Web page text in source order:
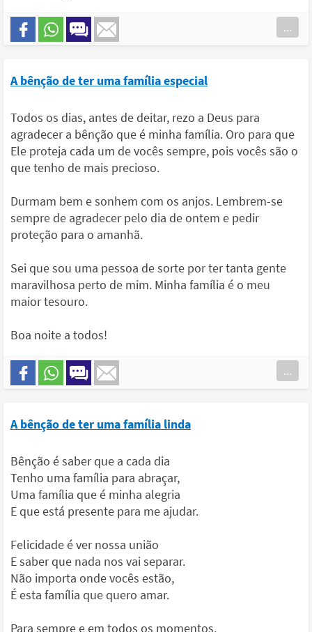
...
A bênção de ter uma família especial
Todos os dias, antes de deitar, rezo a Deus para
agradecer a bênção que é minha família. Oro para que
Ele proteja cada um de vocês sempre, pois vocês são o
que tenho de mais precioso.
Durmam bem e sonhem com os anjos. Lembrem-se
sempre de agradecer pelo dia de ontem e pedir
proteção para o amanhã.
Sei que sou uma pessoa de sorte por ter tanta gente
maravilhosa perto de mim. Minha família é o meu
maior tesouro.
Boa noite a todos!
...
A bênção de ter uma família linda
Bênção é saber que a cada dia
Tenho uma família para abraçar,
Uma família que é minha alegria
E que está presente para me ajudar.
Felicidade é ver nossa união
E saber que nada nos vai separar.
Não importa onde vocês estão,
É esta família que quero amar.
Para sempre e em todos os momentos,